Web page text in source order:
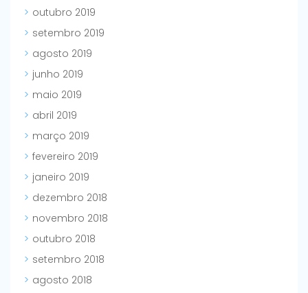
outubro 2019
setembro 2019
agosto 2019
junho 2019
maio 2019
abril 2019
março 2019
fevereiro 2019
janeiro 2019
dezembro 2018
novembro 2018
outubro 2018
setembro 2018
agosto 2018